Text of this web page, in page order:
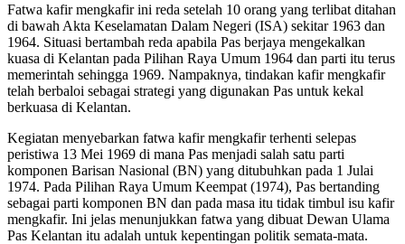
Fatwa kafir mengkafir ini reda setelah 10 orang yang terlibat ditahan
di bawah Akta Keselamatan Dalam Negeri (ISA) sekitar 1963 dan
1964. Situasi bertambah reda apabila Pas berjaya mengekalkan
kuasa di Kelantan pada Pilihan Raya Umum 1964 dan parti itu terus
memerintah sehingga 1969. Nampaknya, tindakan kafir mengkafir
telah berbaloi sebagai strategi yang digunakan Pas untuk kekal
berkuasa di Kelantan.
Kegiatan menyebarkan fatwa kafir mengkafir terhenti selepas
peristiwa 13 Mei 1969 di mana Pas menjadi salah satu parti
komponen Barisan Nasional (BN) yang ditubuhkan pada 1 Julai
1974. Pada Pilihan Raya Umum Keempat (1974), Pas bertanding
sebagai parti komponen BN dan pada masa itu tidak timbul isu kafir
mengkafir. Ini jelas menunjukkan fatwa yang dibuat Dewan Ulama
Pas Kelantan itu adalah untuk kepentingan politik semata-mata.